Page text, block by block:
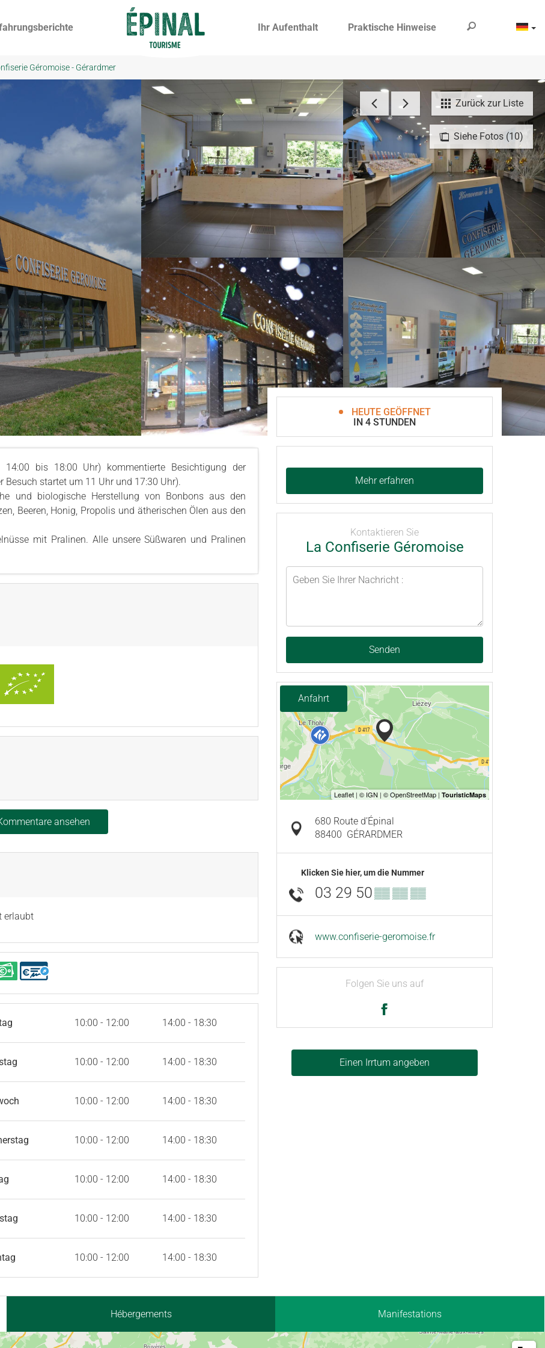
Ihr Aufenthalt Praktische Hinweise
Géromoise - Gérardmer
Siehe Fotos (10)
Zurück zur Liste
bis 18:00 Uhr) kommentierte Besichtigung der
startet um 11 Uhr und 17:30 Uhr).
und biologische Herstellung von Bonbons aus den
Beeren, Honig, Propolis und ätherischen Ölen aus den
mit Pralinen. Alle unsere Süßwaren und Pralinen
ansehen
erlaubt
10:00 - 12:00 14:00 - 18:30
10:00 - 12:00 14:00 - 18:30
10:00 - 12:00 14:00 - 18:30
10:00 - 12:00 14:00 - 18:30
10:00 - 12:00 14:00 - 18:30
10:00 - 12:00 14:00 - 18:30
10:00 - 12:00 14:00 - 18:30
HEUTE GEÖFFNET
IN 4 STUNDEN
Mehr erfahren
Kontaktieren Sie
La Confiserie Géromoise
Senden
Anfahrt
680 Route d’Épinal
88400 GÉRARDMER
Klicken Sie hier, um die Nummer
03 29 50▒▒ ▒▒ ▒▒
www.confiserie-geromoise.fr
Folgen Sie uns auf
Einen Irrtum angeben
Hébergements Manifestations